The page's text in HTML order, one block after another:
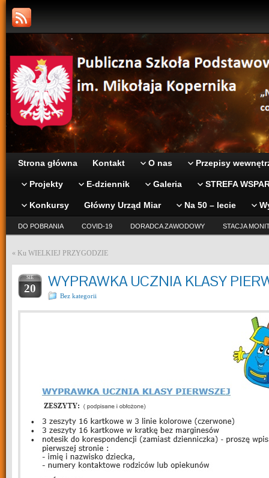
Strona główna Kontakt O nas Przepisy
Projekty E-dziennik Galeria STREFA
Konkursy Główny Urząd Miar Na 50 – lecie
DO POBRANIA COVID-19 DORADCA ZAWODOWY STACJA
« Ku WIELKIEJ PRZYGODZIE
SIE
20 WYPRAWKA UCZNIA KLASY
Bez kategorii